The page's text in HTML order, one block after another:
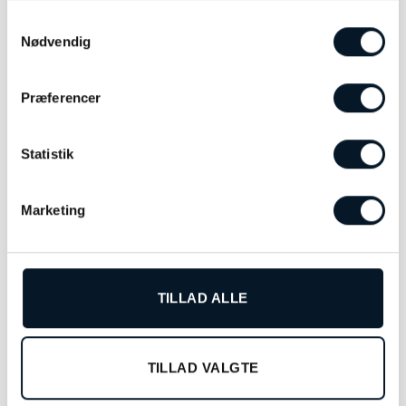
Nødvendig
Præferencer
Statistik
Marketing
TILLAD ALLE
TILLAD VALGTE
Longines Hydroconquest
kr.3.780,00